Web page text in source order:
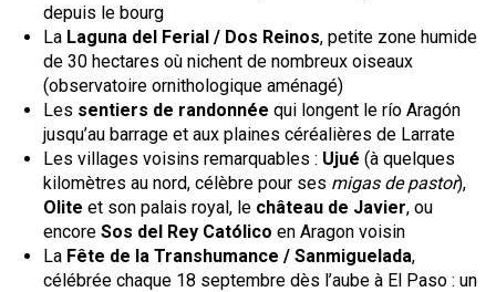
depuis le bourg
La Laguna del Ferial / Dos Reinos, petite zone humide
de 30 hectares où nichent de nombreux oiseaux
(observatoire ornithologique aménagé)
Les sentiers de randonnée qui longent le río Aragón
jusqu’au barrage et aux plaines céréalières de Larrate
Les villages voisins remarquables : Ujué (à quelques
kilomètres au nord, célèbre pour ses migas de pastor),
Olite et son palais royal, le château de Javier, ou
encore Sos del Rey Católico en Aragon voisin
La Fête de la Transhumance / Sanmiguelada,
célébrée chaque 18 septembre dès l’aube à El Paso : un